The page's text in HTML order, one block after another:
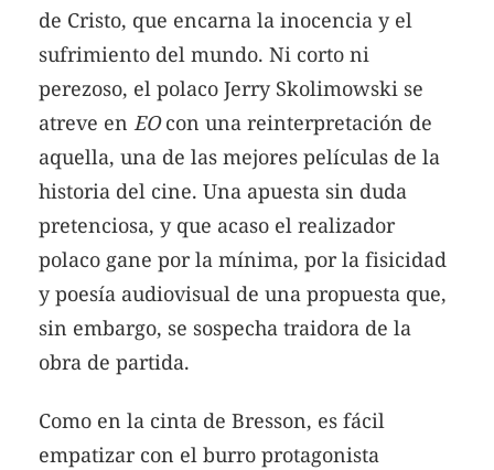
de Cristo, que encarna la inocencia y el
sufrimiento del mundo. Ni corto ni
perezoso, el polaco Jerry Skolimowski se
atreve en EOcon una reinterpretación de
aquella, una de las mejores películas de la
historia del cine. Una apuesta sin duda
pretenciosa, y que acaso el realizador
polaco gane por la mínima, por la fisicidad
y poesía audiovisual de una propuesta que,
sin embargo, se sospecha traidora de la
obra de partida.
Como en la cinta de Bresson, es fácil
empatizar con el burro protagonista